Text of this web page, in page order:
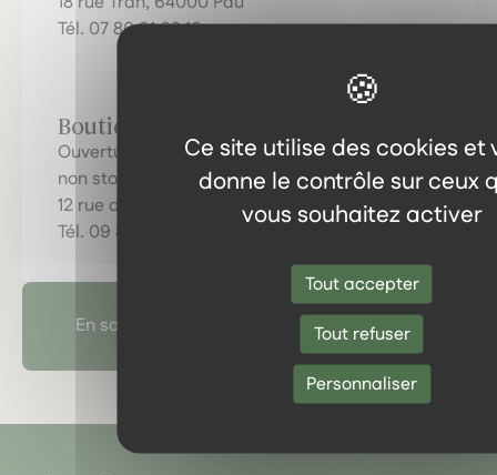
Ce site utilise des cookies et
donne le contrôle sur ceux
vous souhaitez activer
Tout accepter
Tout refuser
Personnaliser
Tél. 07 80 91 68 10
Boutique d'Orthez
Ouverture du mardi au vendredi de 10 h à 18 h
non stop, le samedi de 10 h à 13 h
12 rue de l’Horloge, 64300 Orthez
Tél. 09 81 80 70 33
En savoir plus sur l'herboristerie